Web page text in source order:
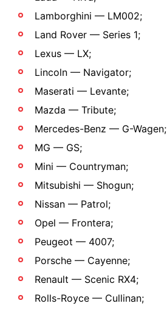
Lamborghini — LM002;
Land Rover — Series 1;
Lexus — LX;
Lincoln — Navigator;
Maserati — Levante;
Mazda — Tribute;
Mercedes-Benz — G-Wagen;
MG — GS;
Mini — Countryman;
Mitsubishi — Shogun;
Nissan — Patrol;
Opel — Frontera;
Peugeot — 4007;
Porsche — Cayenne;
Renault — Scenic RX4;
Rolls-Royce — Cullinan;